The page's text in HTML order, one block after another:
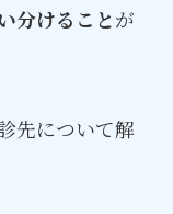
分けることが
先について解